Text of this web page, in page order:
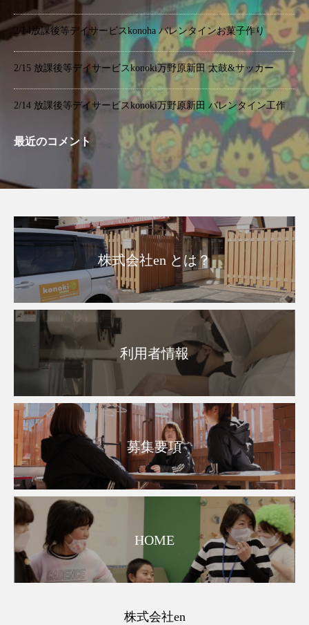
2/14放課後等デイサービスkonoha バレンタインお菓子作り
2/15 放課後等デイサービスkonoki万野原新田 太鼓&サッカー
2/14 放課後等デイサービスkonoki万野原新田 バレンタイン工作
最近のコメント
株式会社en とは？
利用者情報
募集要項
HOME
株式会社en